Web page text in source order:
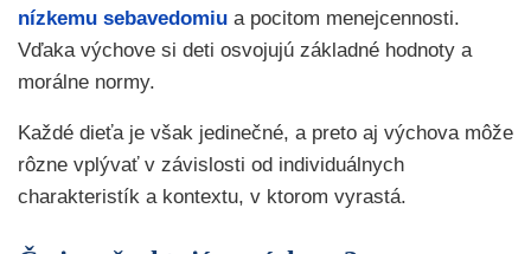
nízkemu sebavedomiu a pocitom menejcennosti.
Vďaka výchove si deti osvojujú základné hodnoty a
morálne normy.
Každé dieťa je však jedinečné, a preto aj výchova môže
rôzne vplývať v závislosti od individuálnych
charakteristík a kontextu, v ktorom vyrastá.